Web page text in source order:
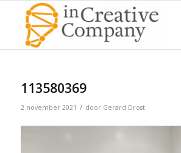
113580369
2 november 2021 / door Gerard Drost